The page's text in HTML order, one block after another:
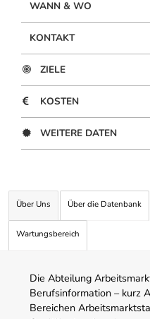
WANN & WO
KONTAKT
ZIELE
KOSTEN
WEITERE DATEN
Über Uns Über die Datenbank
Wartungsbereich
Die Abteilung
Berufsinformation – kurz
Bereichen